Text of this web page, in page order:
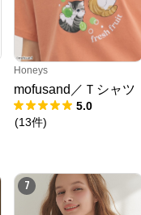
Honeys
mofusand／Ｔシャツ
5.0
(13件)
7